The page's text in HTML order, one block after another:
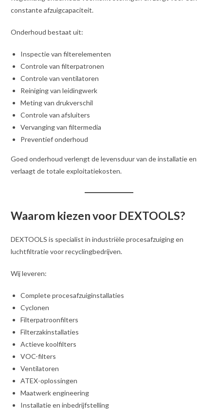
constante afzuigcapaciteit.
Onderhoud bestaat uit:
Inspectie van filterelementen
Controle van filterpatronen
Controle van ventilatoren
Reiniging van leidingwerk
Meting van drukverschil
Controle van afsluiters
Vervanging van filtermedia
Preventief onderhoud
Goed onderhoud verlengt de levensduur van de installatie en
verlaagt de totale exploitatiekosten.
Waarom kiezen voor DEXTOOLS?
DEXTOOLS is specialist in industriële procesafzuiging en
luchtfiltratie voor recyclingbedrijven.
Wij leveren:
Complete procesafzuiginstallaties
Cyclonen
Filterpatroonfilters
Filterzakinstallaties
Actieve koolfilters
VOC-filters
Ventilatoren
ATEX-oplossingen
Maatwerk engineering
Installatie en inbedrijfstelling